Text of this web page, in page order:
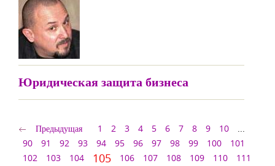
Юридическая защита бизнеса
Предыдущая 1 2 3 4 5 6 7 8 9 10
...
90
91 92 93 94 95 96 97 98 99 100
101
102
103 104 105 106 107 108 109 110
111